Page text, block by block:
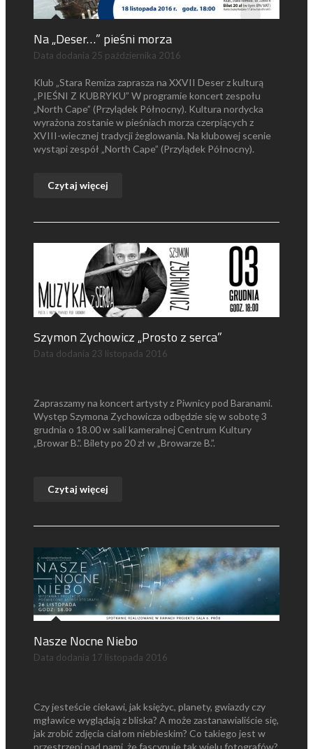
Na „Deser…” pieśni morza
Data dodania 25 października 2016
Klub „Stara Remiza zaprasza na XXVII Deser z kulturą
„PIEŚNI Z KUBRYKU” W programie koncert zespołu
„North Cape” (Przylądek Północny). Kultura nordycka
wyrażona zostanie w pieśniach morza czerpiących z
XVIII-wiecznej tradycji żeglowania. Na klubowej scenie
wystąpi zespół „North Cape” (Przylądek Północny).
Czytaj więcej
Szymon Zychowicz „Prosto z serca”
Data dodania 23 listopada 2016
Zapraszamy na koncert artysty z Piwnicy pod Baranami.
Występ Szymona Zychowicza odbędzie się w sobotę 3
grudnia o 18.00 w sali kameralnej Centrum Kultury
„Browar B.”. Bilety po 20 zł w „Browarze B.”.
Czytaj więcej
Nasze Nocne Niebo
Data dodania 17 listopada 2016
Czy jesteście ciekawi, jak księżyc, planety, gwiazdy czy
mgławice wyglądają z bliska? A może zastanawialiście się,
jak zrobić zdjęcia ciałom niebieskim? Co takiego jest w
przestrzeni nad nami, że fascynuje tak wielu fotografów?